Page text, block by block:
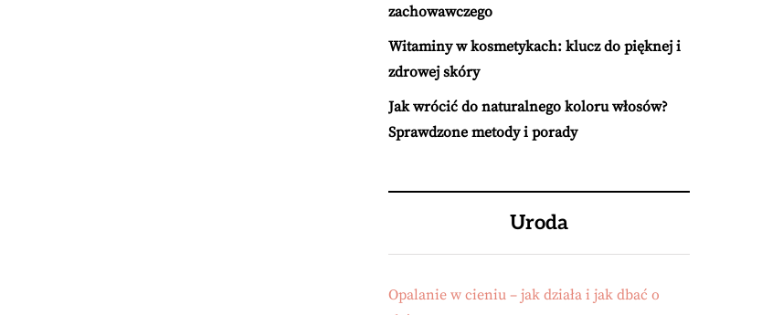
zachowawczego
Witaminy w kosmetykach: klucz do pięknej i
zdrowej skóry
Jak wrócić do naturalnego koloru włosów?
Sprawdzone metody i porady
Uroda
Opalanie w cieniu – jak działa i jak dbać o